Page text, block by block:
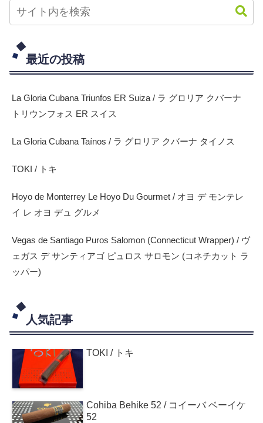
最近の投稿
La Gloria Cubana Triunfos ER Suiza / ラ グロリア クバーナ
トリウンフォス ER スイス
La Gloria Cubana Taínos / ラ グロリア クバーナ タイノス
TOKI / トキ
Hoyo de Monterrey Le Hoyo Du Gourmet / オヨ デ モンテレ
イ レ オヨ デュ グルメ
Vegas de Santiago Puros Salomon (Connecticut Wrapper) / ヴ
ェガス デ サンティアゴ ピュロス サロモン (コネチカット ラ
ッパー)
人気記事
TOKI / トキ
Cohiba Behike 52 / コイーバ ベーイケ
52